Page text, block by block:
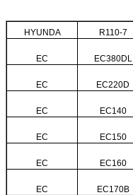
HYUNDA R110-7
EC EC380DL
EC EC220D
EC EC140
EC EC150
EC EC160
EC EC170B